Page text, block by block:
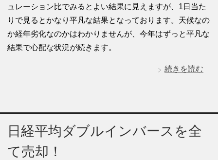
ュレーション比でみるとよい結果に見えますが、1日当た
りで見るとかなり平凡な結果となっております。天候なの
か経年劣化なのかはわかりませんが、今年はずっと平凡な
結果で心配な状況が続きます。
続きを読む
日経平均ダブルインバースを全
て売却！